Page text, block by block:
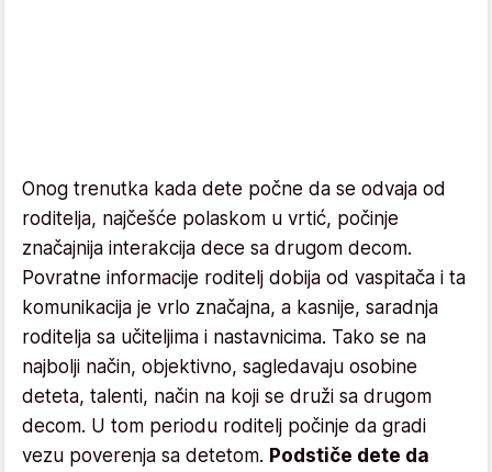
Onog trenutka kada dete počne da se odvaja od
roditelja, najčešće polaskom u vrtić, počinje
značajnija interakcija dece sa drugom decom.
Povratne informacije roditelj dobija od vaspitača i ta
komunikacija je vrlo značajna, a kasnije, saradnja
roditelja sa učiteljima i nastavnicima. Tako se na
najbolji način, objektivno, sagledavaju osobine
deteta, talenti, način na koji se druži sa drugom
decom. U tom periodu roditelj počinje da gradi
vezu poverenja sa detetom. Podstiče dete da